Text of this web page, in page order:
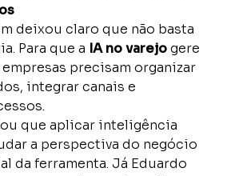
deixou claro que não basta
Para que a IA no varejogere
precisam organizar
integrar canais e
que aplicar inteligência
a perspectiva do negócio
da ferramenta. Já Eduardo